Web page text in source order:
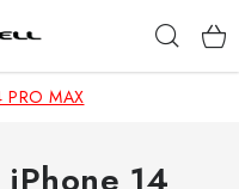
MAX